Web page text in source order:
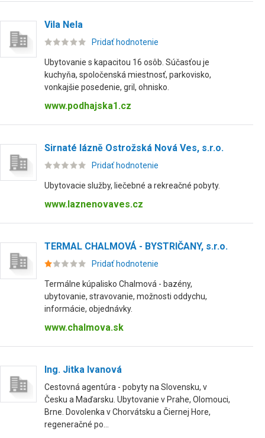
Vila Nela
Pridať hodnotenie
Ubytovanie s kapacitou 16 osôb. Súčasťou je
kuchyňa, spoločenská miestnosť, parkovisko,
vonkajšie posedenie, gril, ohnisko.
www.podhajska1.cz
Sirnaté lázně Ostrožská Nová Ves, s.r.o.
Pridať hodnotenie
Ubytovacie služby, liečebné a rekreačné pobyty.
www.laznenovaves.cz
TERMAL CHALMOVÁ - BYSTRIČANY, s.r.o.
Pridať hodnotenie
Termálne kúpalisko Chalmová - bazény,
ubytovanie, stravovanie, možnosti oddychu,
informácie, objednávky.
www.chalmova.sk
Ing. Jitka Ivanová
Cestovná agentúra - pobyty na Slovensku, v
Česku a Maďarsku. Ubytovanie v Prahe, Olomouci,
Brne. Dovolenka v Chorvátsku a Čiernej Hore,
regeneračné po...